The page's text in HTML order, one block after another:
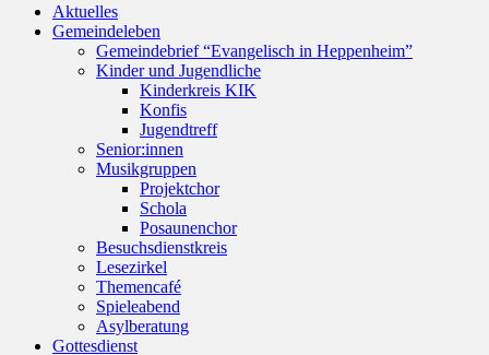
oben
scrollen
Aktuelles
Gemeindeleben
Gemeindebrief “Evangelisch in Heppenheim”
Kinder und Jugendliche
Kinderkreis KIK
Konfis
Jugendtreff
Senior:innen
Musikgruppen
Projektchor
Schola
Posaunenchor
Besuchsdienstkreis
Lesezirkel
Themencafé
Spieleabend
Asylberatung
Gottesdienst